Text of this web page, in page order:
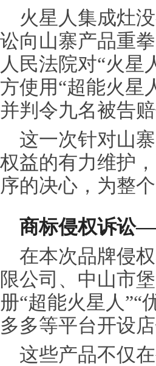
火星人集成灶
讼向山寨产品重
人民法院对“火星
方使用“超能火星
并判令九名被告
这一次针对山
权益的有力维护
序的决心，为整
商标侵权诉讼
在本次品牌侵权
限公司、中山市
册“超能火星人”“
多多等平台开设
这些产品不仅